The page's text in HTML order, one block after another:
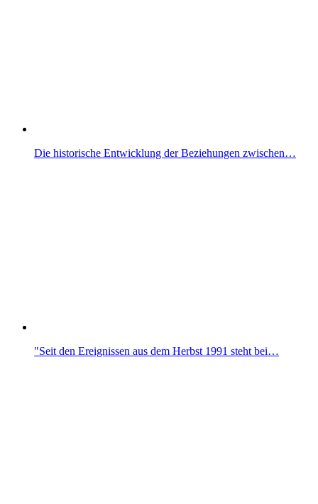
Die historische Entwicklung der Beziehungen zwischen…
"Seit den Ereignissen aus dem Herbst 1991 steht bei…